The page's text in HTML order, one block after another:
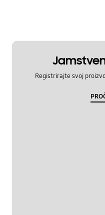
Registrirajte svoj